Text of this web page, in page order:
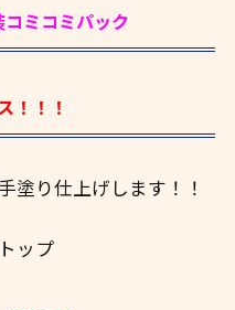
ミコミパック
！！！
塗り仕上げします！！
ップ